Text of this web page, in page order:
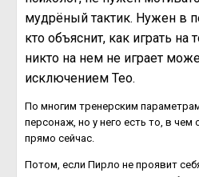
мудрёный тактик. Нужен в
кто объяснит, как играть на
никто на нем не играет
исключением Тео.
По многим тренерским
персонаж, но у него есть то, в чем
прямо сейчас.
Потом, если Пирло не проявит